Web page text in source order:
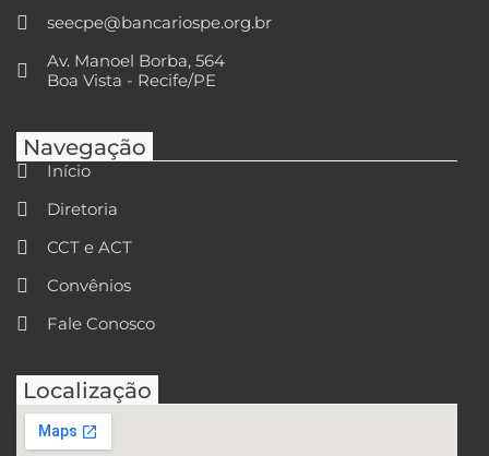
seecpe@bancariospe.org.br
Av. Manoel Borba, 564
Boa Vista - Recife/PE
Navegação
Início
Diretoria
CCT e ACT
Convênios
Fale Conosco
Localização